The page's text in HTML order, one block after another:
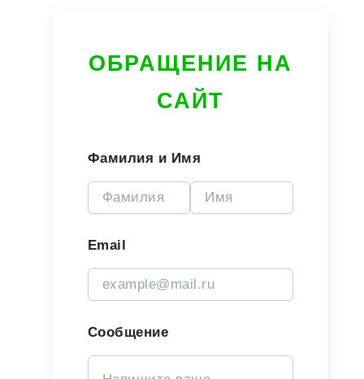
ОБРАЩЕНИЕ НА
САЙТ
Фамилия и Имя
Email
Сообщение